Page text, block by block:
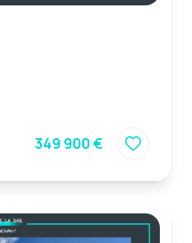
349 900 €